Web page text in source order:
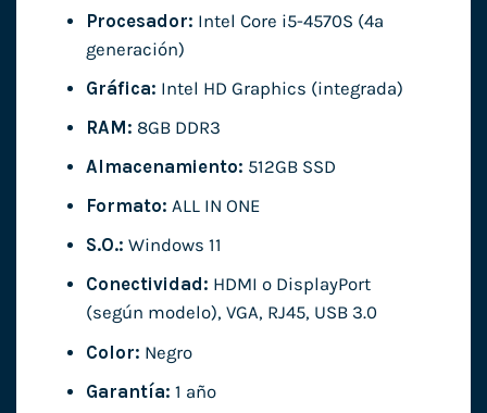
Procesador: Intel Core i5-4570S (4ª
generación)
Gráfica: Intel HD Graphics (integrada)
RAM: 8GB DDR3
Almacenamiento: 512GB SSD
Formato: ALL IN ONE
S.O.: Windows 11
Conectividad: HDMI o DisplayPort
(según modelo), VGA, RJ45, USB 3.0
Color: Negro
Garantía: 1 año